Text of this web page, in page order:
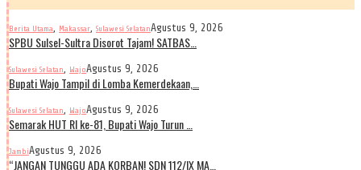
Berita Utama, Makassar, Sulawesi SelatanAgustus 9, 2026
SPBU Sulsel-Sultra Disorot Tajam! SATBAS…
Sulawesi Selatan, WajoAgustus 9, 2026
Bupati Wajo Tampil di Lomba Kemerdekaan,…
Sulawesi Selatan, WajoAgustus 9, 2026
Semarak HUT RI ke-81, Bupati Wajo Turun …
JambiAgustus 9, 2026
“JANGAN TUNGGU ADA KORBAN! SDN 112/IX MA…